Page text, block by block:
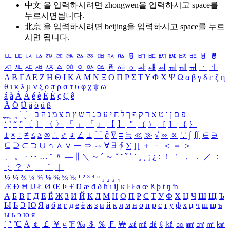
中文 을 입력하시려면 zhongwen을 입력하시고 space를
누르시면됩니다.
北京 을 입력하시려면 beijing을 입력하시고 space를 누르
시면 됩니다.
ㅥ ㅦ ㅧ ㅨ ㅩ ㅪ ㅫ ㅬ ㅭ ㅮ ㅯ ㅰ ㅱ ㅲ ㅳ ㅴ ㅵ ㅶ ㅷ ㅸ
ㅹ
ㅺ ㅻ ㅼ ㅽ ㅾ ㅿ ㆀ ㆁ ㆂ ㆃ ㆄ ㆅ ㆆ ㆇ ㆈ ㆉ ㆊ ㆋ ㆌ ㆍ
ㆎ
Α Β ΓΔ Ε Ζ Η Θ Ι ΚΛ Μ Ν Ξ Ο Π Ρ Σ ΤΥ Φ Χ Ψ Ω α β γ δ ε ζ η
θ ι κ λ μ ν ξ ο π ρ σ τ υ φ χ ψ ω
á à Á À é è É È ç Ç ê
Ä Ö Ü ä ö ü ß
ִֶֹ ֻּ ׁׂ פ ם ן ו ט א ר ק ף ך ל ח י ע כ ג ד ש ץ ת צ מ נ ה ב
‘ ’ “ ” 〔 〕 〈 〉 「 」 『 』 【 】 ＂ （ ） ［ ］ ｛ ｝
± × ÷ ≠ ≤ ≥ ∞ ∴ ♂ ♀ ∠ ⊥ ⌒ ∂ ∇ ≡ ≒ ≪ ≫ √ ∽ ∝ ∵ ∫ ∬ ∈ ∋
⊆ ⊇ ⊂ ⊃ ∪ ∩ ∧ ∨ ￢ ⇒ ⇔ ∀ ∃ ∮ ∑ ∏ ＋ － ＜ ＝
＞
、
。 · ‥ … ¨ 〃 ― ＼ ∼ ´ ～ ˇ ˘ ˝ ˚ ˙ ¸ ¡ ¿ ː ！ ＇ ， ． ／
：
；
？ ＾ ｀
½ ⅓ ⅔ ¼ ¾ ⅛ ⅜ ⅝ ⅞ ¹ ² ³ ⁴ ⁿ ₁ ₂ ₃ ₄
Æ Ð Ħ Ĳ Ł Ø Œ Þ Ŧ Ŋ æ đ ð ħ ı ĳ ĸ ŀ ł ø œ ß þ ŧ ŋ ŉ
А Б В Г Д Е Ё Ж З И Й К Л М Н О П Р С Т У Ф Х Ц Ч Ш Щ Ъ
Ы Ь Э Ю Я а б в г д е ё ж з и й к л м н о п р с т у ф х ц ч ш щ ъ
ы ь э ю я
′ ″ ℃ Å ￠ ￡ ￥ ¤ ℉ ‰ ＄ ％ Ｆ ￦ ㎕ ㎖ ㎗ ℓ ㎘ ㏄ ㎣ ㎤ ㎥ ㎦